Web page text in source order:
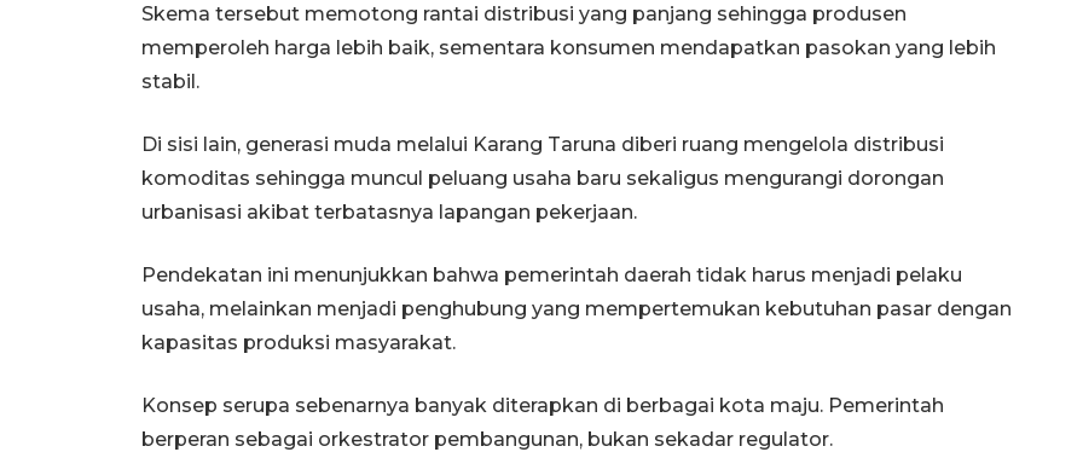
Skema tersebut memotong rantai distribusi yang panjang sehingga produsen
memperoleh harga lebih baik, sementara konsumen mendapatkan pasokan yang lebih
stabil.
Di sisi lain, generasi muda melalui Karang Taruna diberi ruang mengelola distribusi
komoditas sehingga muncul peluang usaha baru sekaligus mengurangi dorongan
urbanisasi akibat terbatasnya lapangan pekerjaan.
Pendekatan ini menunjukkan bahwa pemerintah daerah tidak harus menjadi pelaku
usaha, melainkan menjadi penghubung yang mempertemukan kebutuhan pasar dengan
kapasitas produksi masyarakat.
Konsep serupa sebenarnya banyak diterapkan di berbagai kota maju. Pemerintah
berperan sebagai orkestrator pembangunan, bukan sekadar regulator.
Waspadai penyakit saat
musim kemarau